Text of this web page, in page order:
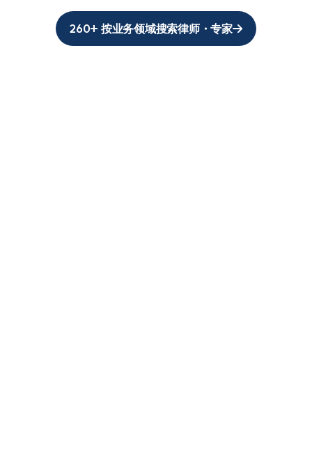
260+ 按业务领域搜索律师・专家